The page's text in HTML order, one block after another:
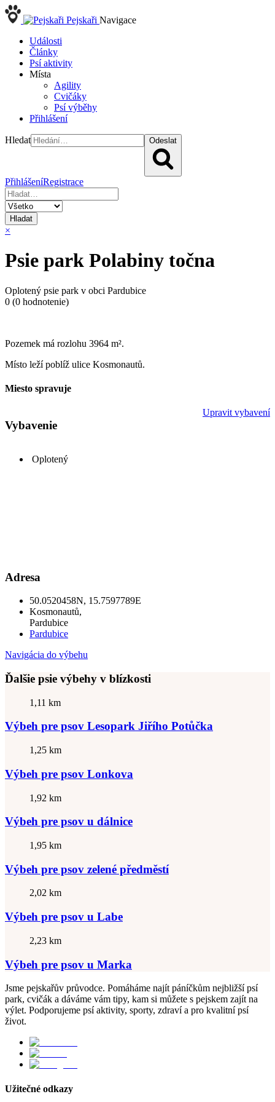
Pejskaři Navigace
Události
Články
Psí aktivity
Místa
Agility
Cvičáky
Psí výběhy
Přihlášení
Hledat Odeslat
PřihlášeníRegistrace
Hladat
×
Psie park Polabiny točna
Oplotený psie park v obci Pardubice
0 (0 hodnotenie)
Pozemek má rozlohu 3964 m².
Místo leží poblíž ulice Kosmonautů.
Miesto spravuje
Vybavenie
Upravit vybavení
Oplotený
Adresa
50.0520458N, 15.7597789E
Kosmonautů,
Pardubice
Pardubice
Navigácia do výbehu
Ďalšie psie výbehy v blízkosti
1,11 km
Výbeh pre psov Lesopark Jiřího Potůčka
1,25 km
Výbeh pre psov Lonkova
1,92 km
Výbeh pre psov u dálnice
1,95 km
Výbeh pre psov zelené předměstí
2,02 km
Výbeh pre psov u Labe
2,23 km
Výbeh pre psov u Marka
Jsme pejskařův průvodce. Pomáháme najít páníčkům nejbližší psí
park, cvičák a dáváme vám tipy, kam si můžete s pejskem zajít na
výlet. Podporujeme psí aktivity, sporty, zdraví a pro kvalitní psí
život.
Užitečné odkazy